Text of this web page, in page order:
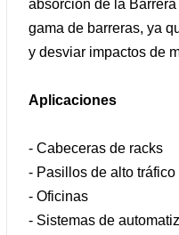
absorción de la
gama de barreras, ya
y desviar impactos de
Aplicaciones
- Cabeceras de racks
- Pasillos de alto tráfico
- Oficinas
- Sistemas de